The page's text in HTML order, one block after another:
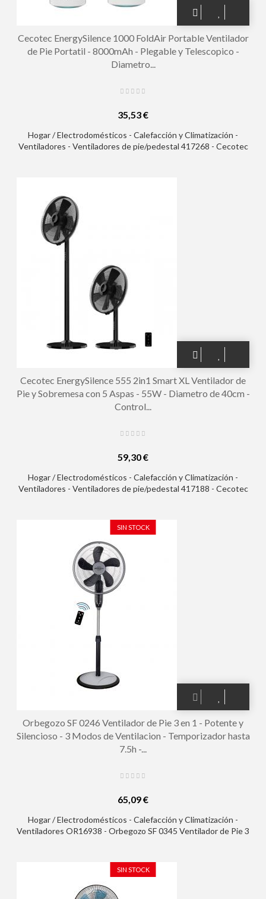
Cecotec EnergySilence 1000 FoldAir Portable Ventilador
de Pie Portatil - 8000mAh - Plegable y Telescopico -
Diametro...
35,53 €
Hogar / Electrodomésticos - Calefacción y Climatización -
Ventiladores - Ventiladores de pie/pedestal 417268 - Cecotec
Cecotec EnergySilence 555 2in1 Smart XL Ventilador de
Pie y Sobremesa con 5 Aspas - 55W - Diametro de 40cm -
Control...
59,30 €
Hogar / Electrodomésticos - Calefacción y Climatización -
Ventiladores - Ventiladores de pie/pedestal 417188 - Cecotec
Incluido - 3 Velocidades - Temporizador - Color Negro
SIN STOCK
Orbegozo SF 0246 Ventilador de Pie 3 en 1 - Potente y
Silencioso - 3 Modos de Ventilacion - Temporizador hasta
7.5h -...
65,09 €
Hogar / Electrodomésticos - Calefacción y Climatización -
Ventiladores OR16938 - Orbegozo SF 0345 Ventilador de Pie 3
SIN STOCK